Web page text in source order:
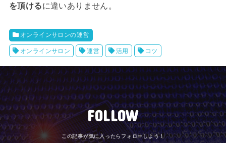
を頂けるに違いありません。
オンラインサロンの運営
オンラインサロン 運営 活用 コツ
FOLLOW